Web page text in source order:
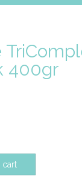
400gr
cart